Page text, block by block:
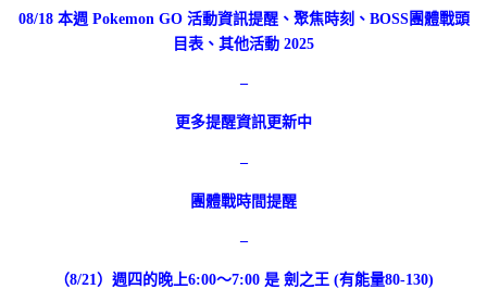
08/18 本週 Pokemon GO 活動資訊提醒、聚焦時刻、BOSS團體戰頭
目表、其他活動 2025
–
更多提醒資訊更新中
–
團體戰時間提醒
–
（8/21）週四的晚上6:00～7:00 是 劍之王 (有能量80-130)